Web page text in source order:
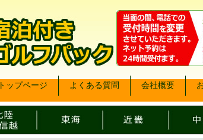
トップページ よくある質問 会社概要